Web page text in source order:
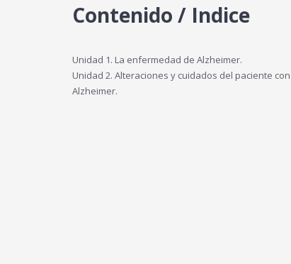
Contenido / Indice
Unidad 1. La enfermedad de Alzheimer.
Unidad 2. Alteraciones y cuidados del paciente con
Alzheimer.